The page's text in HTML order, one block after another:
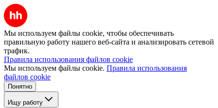
Мы используем файлы cookie, чтобы обеспечивать
правильную работу нашего веб-сайта и анализировать сетевой
трафик.
Правила использования файлов cookie
Мы используем файлы cookie. Правила использования
файлов cookie
Понятно
Ищу работу